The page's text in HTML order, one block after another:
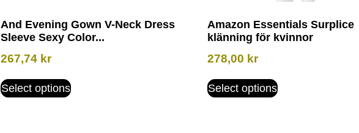
And Evening Gown V-Neck Dress
Sleeve Sexy Color...
267,74 kr
Select options
Amazon Essentials Surplice
klänning för kvinnor
278,00 kr
Select options